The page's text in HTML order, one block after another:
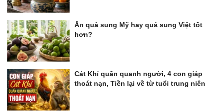
Ăn quả sung Mỹ hay quả sung Việt tốt
hơn?
Cát Khí quấn quanh người, 4 con giáp
thoát nạn, Tiền lại về từ tuổi trung niên